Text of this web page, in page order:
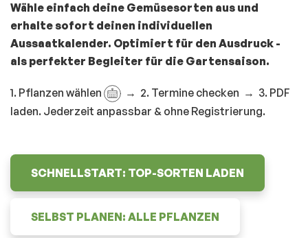
Wähle einfach deine Gemüsesorten aus und
erhalte sofort deinen individuellen
Aussaatkalender. Optimiert für den Ausdruck -
als perfekter Begleiter für die Gartensaison.
1. Pflanzen wählen
→ 2. Termine checken → 3. PDF
laden. Jederzeit anpassbar & ohne Registrierung.
SCHNELLSTART: TOP-SORTEN LADEN
SELBST PLANEN: ALLE PFLANZEN